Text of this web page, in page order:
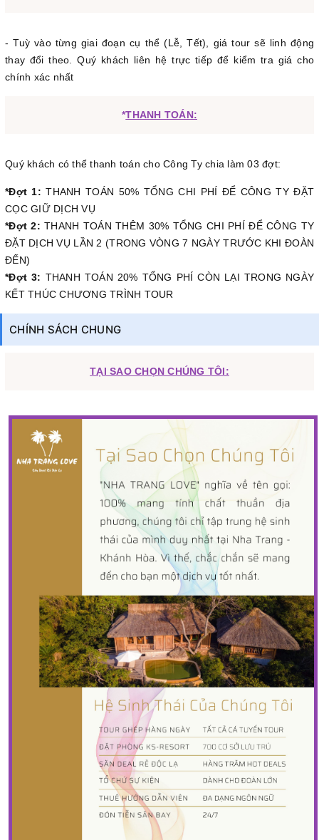
- Tuỳ vào từng giai đoạn cụ thể (Lễ, Tết), giá tour sẽ linh động
thay đổi theo. Quý khách liên hệ trực tiếp để kiểm tra giá cho
chính xác nhất
*THANH TOÁN:
Quý khách có thể thanh toán cho Công Ty chia làm 03 đợt:
*Đợt 1: THANH TOÁN 50% TỔNG CHI PHÍ ĐỂ CÔNG TY ĐẶT
CỌC GIỮ DỊCH VỤ
*Đợt 2: THANH TOÁN THÊM 30% TỔNG CHI PHÍ ĐỂ CÔNG TY
ĐẶT DỊCH VỤ LẦN 2 (TRONG VÒNG 7 NGÀY TRƯỚC KHI ĐOÀN
ĐẾN)
*Đợt 3: THANH TOÁN 20% TỔNG PHÍ CÒN LẠI TRONG NGÀY
KẾT THÚC CHƯƠNG TRÌNH TOUR
CHÍNH SÁCH CHUNG
TẠI SAO CHỌN CHÚNG TÔI: